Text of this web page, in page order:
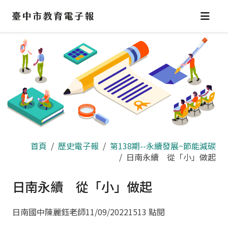
區
首頁 歷史電子報
第138期--永續發展~節能減碳
日南永續 從「小」做起
日南永續 從「小」做起
日南國中陳麗鈺老師11/09/20221513 點閱